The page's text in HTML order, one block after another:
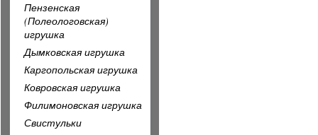
Пензенская
(Полеологовская)
игрушка
Дымковская игрушка
Каргопольская игрушка
Ковровская игрушка
Филимоновская игрушка
Свистульки